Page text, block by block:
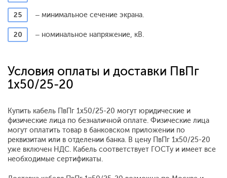
25 – минимальное сечение экрана.
20 – номинальное напряжение, кВ.
Условия оплаты и доставки ПвПг
1x50/25-20
Купить кабель ПвПг 1x50/25-20 могут юридические и
физические лица по безналичной оплате. Физические лица
могут оплатить товар в банковском приложении по
реквизитам или в отделении банка. В цену ПвПг 1x50/25-20
уже включен НДС. Кабель соответствует ГОСТу и имеет все
необходимые сертификаты.